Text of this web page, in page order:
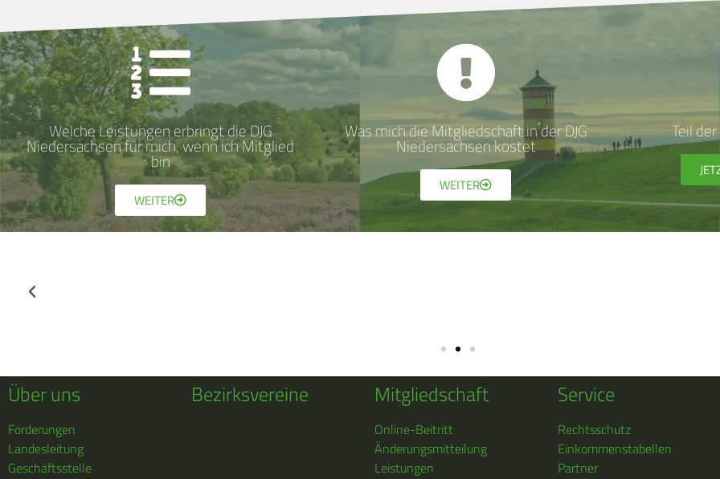
Welche Leistungen erbringt die DJG
Niedersachsen für mich, wenn ich Mitglied
bin
WEITER
Was mich die Mitgliedschaft in der DJG
Niedersachsen kostet
WEITER
Teil
Über uns
Forderungen
Landesleitung
Geschäftsstelle
Bezirksvereine Mitgliedschaft
Online-Beitritt
Änderungsmitteilung
Leistungen
Service
Rechtsschutz
Einkommenstabellen
Partner